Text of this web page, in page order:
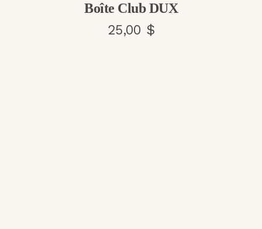
Boîte Club DUX
25,00 $